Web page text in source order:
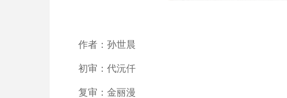
作者：孙世晨
初审：代沅仟
复审：金丽漫